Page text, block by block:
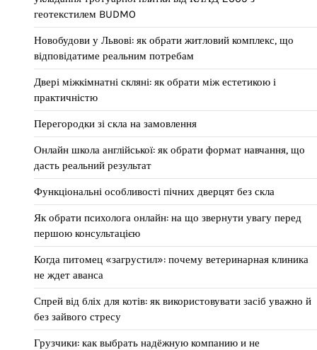
геотекстилем BUDMO
Новобудови у Львові: як обрати житловий комплекс, що
відповідатиме реальним потребам
Двері міжкімнатні скляні: як обрати між естетикою і
практичністю
Перегородки зі скла на замовлення
Онлайн школа англійської: як обрати формат навчання, що
дасть реальний результат
Функціональні особливості пічних дверцят без скла
Як обрати психолога онлайн: на що звернути увагу перед
першою консультацією
Когда питомец «загрустил»: почему ветеринарная клиника
не ждет аванса
Спрей від бліх для котів: як використовувати засіб уважно й
без зайвого стресу
Грузчики: как выбрать надёжную компанию и не